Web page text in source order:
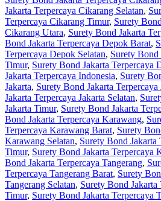
Jakarta Terpercaya Cikarang Selatan,
Terpercaya Cikarang Timur, Surety
Cikarang Utara, Surety Bond Jakarta
Bond Jakarta Terpercaya Depok Barat,
Terpercaya Depok Selatan, Surety Bond
Timur, Surety Bond Jakarta Terpercaya
Jakarta Terpercaya Indonesia, Surety
Jakarta, Surety Bond Jakarta Terpercaya
Jakarta Terpercaya Jakarta Selatan,
Jakarta Timur, Surety Bond Jakarta
Bond Jakarta Terpercaya Karawang,
Terpercaya Karawang Barat, Surety
Karawang Selatan, Surety Bond Jakarta
Timur, Surety Bond Jakarta Terpercaya
Bond Jakarta Terpercaya Tangerang,
Terpercaya Tangerang Barat, Surety
Tangerang Selatan, Surety Bond Jakarta
Timur, Surety Bond Jakarta Terpercaya